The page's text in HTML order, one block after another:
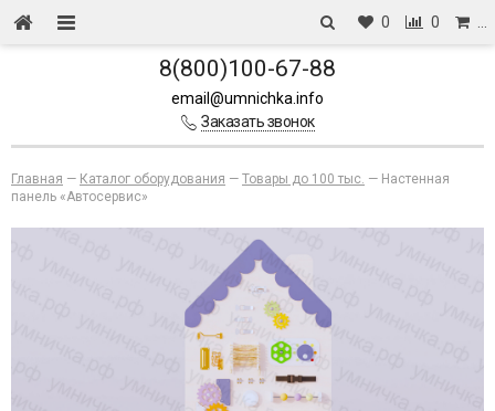
0 0
8(800)100-67-88
email@umnichka.info
Заказать звонок
Главная — Каталог оборудования — Товары до 100 тыс. — Настенная
панель «Автосервис»